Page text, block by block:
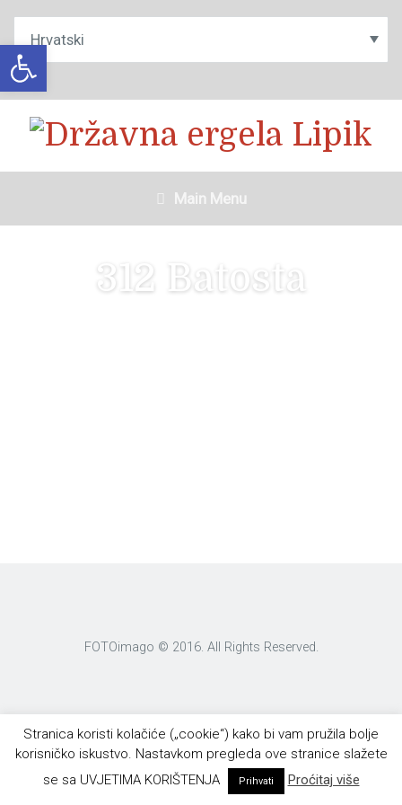
Open toolbar
Main Menu
312 Batosta
FOTOimago © 2016. All Rights Reserved.
Stranica koristi kolačiće („cookie“) kako bi vam pružila bolje
korisničko iskustvo. Nastavkom pregleda ove stranice slažete
se sa UVJETIMA KORIŠTENJA
Prihvati Proćitaj više